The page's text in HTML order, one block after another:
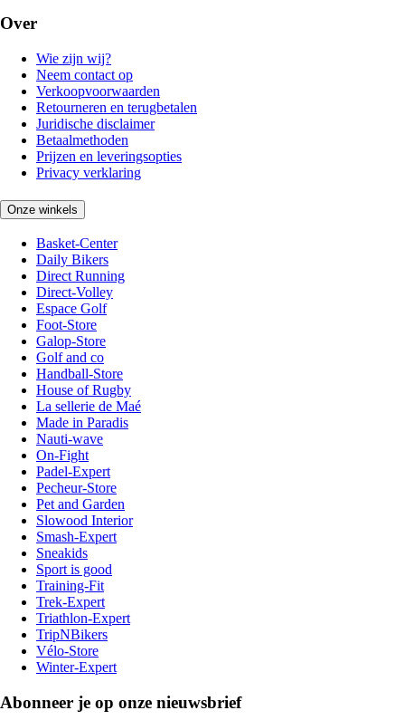
Over
Wie zijn wij?
Neem contact op
Verkoopvoorwaarden
Retourneren en terugbetalen
Juridische disclaimer
Betaalmethoden
Prijzen en leveringsopties
Privacy verklaring
Onze winkels
Basket-Center
Daily Bikers
Direct Running
Direct-Volley
Espace Golf
Foot-Store
Galop-Store
Golf and co
Handball-Store
House of Rugby
La sellerie de Maé
Made in Paradis
Nauti-wave
On-Fight
Padel-Expert
Pecheur-Store
Pet and Garden
Slowood Interior
Smash-Expert
Sneakids
Sport is good
Training-Fit
Trek-Expert
Triathlon-Expert
TripNBikers
Vélo-Store
Winter-Expert
Abonneer je op onze nieuwsbrief